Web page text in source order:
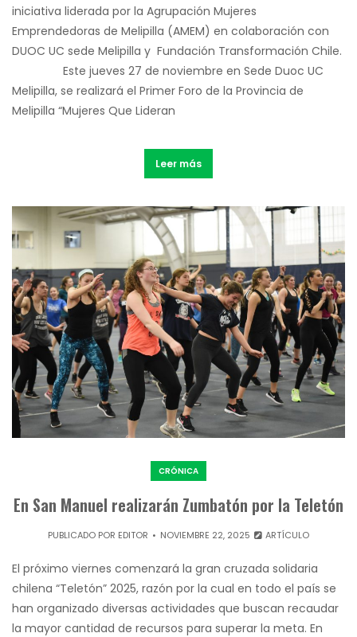
iniciativa liderada por la Agrupación Mujeres
Emprendedoras de Melipilla (AMEM) en colaboración con
DUOC UC sede Melipilla y Fundación Transformación Chile.
Este jueves 27 de noviembre en Sede Duoc UC
Melipilla, se realizará el Primer Foro de la Provincia de
Melipilla “Mujeres Que Lideran
Leer más
CRÓNICA
En San Manuel realizarán Zumbatón por la Teletón
PUBLICADO POR EDITOR NOVIEMBRE 22, 2025 ARTÍCULO
El próximo viernes comenzará la gran cruzada solidaria
chilena “Teletón” 2025, razón por la cual en todo el país se
han organizado diversas actividades que buscan recaudar
la mayor cantidad de recursos para superar la meta. En